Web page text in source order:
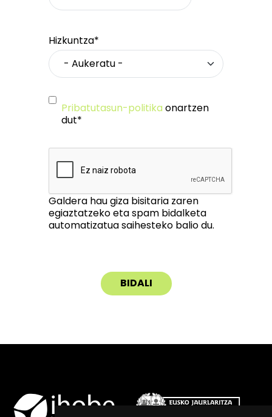
Hizkuntza*
Pribatutasun-politika onartzen
dut*
Galdera hau giza bisitaria zaren
egiaztatzeko eta spam bidalketa
automatizatua saihesteko balio du.